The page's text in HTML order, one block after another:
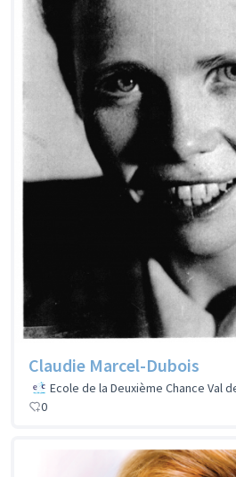
Claudie Marcel-Dubois
Ecole de la Deuxième Chance Val
0